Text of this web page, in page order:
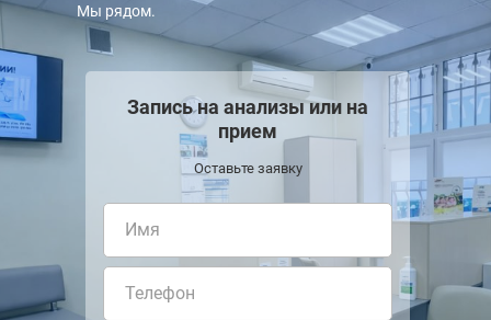
Мы рядом.
Запись на анализы или на
прием
Оставьте заявку
Имя
Телефон